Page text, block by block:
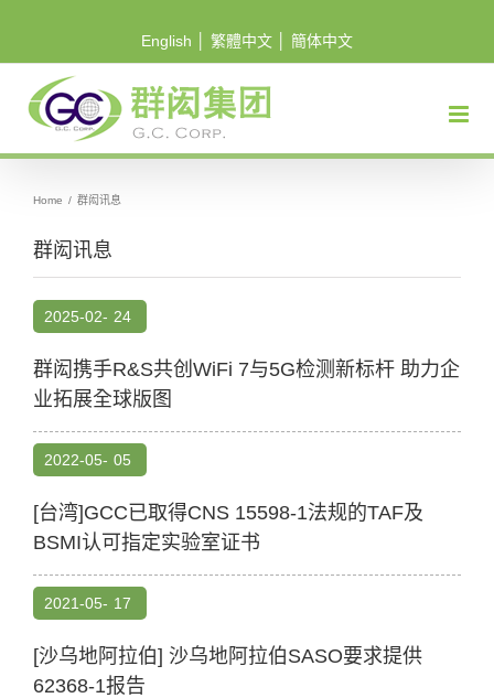
English 繁體中文 簡体中文
Home / 群闳讯息
群闳讯息
2025-02- 24
群闳携手R&S共创WiFi 7与5G检测新标杆 助力企
业拓展全球版图
2022-05- 05
[台湾]GCC已取得CNS 15598-1法规的TAF及
BSMI认可指定实验室证书
2021-05- 17
[沙乌地阿拉伯] 沙乌地阿拉伯SASO要求提供
62368-1报告